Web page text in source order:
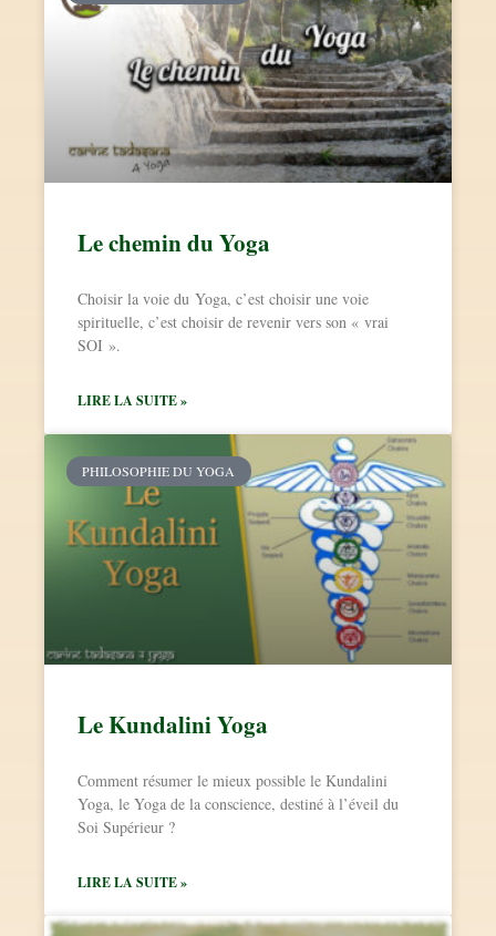
Le chemin du Yoga
Choisir la voie du Yoga, c’est choisir une voie
spirituelle, c’est choisir de revenir vers son « vrai
SOI ».
LIRE LA SUITE »
PHILOSOPHIE DU YOGA
Le Kundalini Yoga
Comment résumer le mieux possible le Kundalini
Yoga, le Yoga de la conscience, destiné à l’éveil du
Soi Supérieur ?
LIRE LA SUITE »